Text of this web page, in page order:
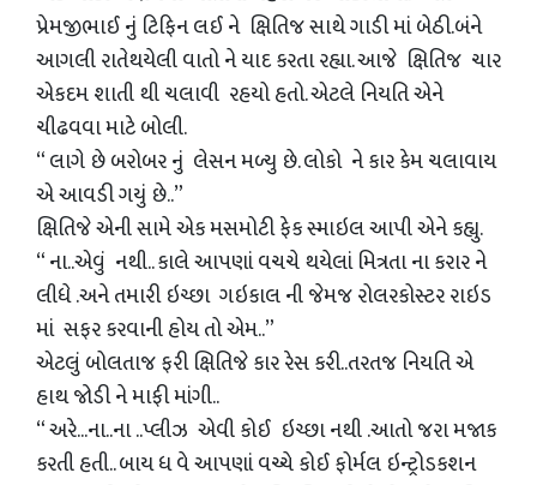
પ્રેમજીભાઈ નું ટિફિન લઈ ને ક્ષિતિજ સાથે ગાડી માં બેઠી.બંને
આગલી રાતેથયેલી વાતો ને યાદ કરતા રહ્યા. આજે ક્ષિતિજ ચાર
એકદમ શાતી થી ચલાવી રહયો હતો. એટલે નિયતિ એને
ચીઢવવા માટે બોલી.
“ લાગે છે બરોબર નું લેસન મળ્યુ છે. લોકો ને કાર કેમ ચલાવાય
એ આવડી ગયું છે..”
ક્ષિતિજે એની સામે એક મસમોટી ફેક સ્માઇલ આપી એને કહ્યુ.
“ ના..એવું નથી.. કાલે આપણાં વચચે થયેલાં મિત્રતા ના કરાર ને
લીધે .અને તમારી ઇચ્છા ગઇકાલ ની જેમજ રોલરકોસ્ટર રાઇડ
માં સફર કરવાની હોય તો એમ..”
એટલું બોલતાજ ફરી ક્ષિતિજે કાર રેસ કરી..તરતજ નિયતિ એ
હાથ જોડી ને માફી માંગી..
“ અરે...ના..ના ..પ્લીઝ એવી કોઈ ઇચ્છા નથી .આતો જરા મજાક
કરતી હતી.. બાય ધ વે આપણાં વચ્ચે કોઈ ફોર્મલ ઇન્ટ્રોડકશન